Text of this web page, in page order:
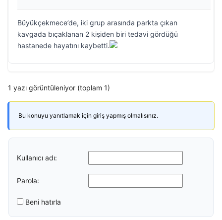
Büyükçekmece’de, iki grup arasında parkta çıkan
kavgada bıçaklanan 2 kişiden biri tedavi gördüğü
hastanede hayatını kaybetti.
1 yazı görüntüleniyor (toplam 1)
Bu konuyu yanıtlamak için giriş yapmış olmalısınız.
Kullanıcı adı:
Parola:
Beni hatırla